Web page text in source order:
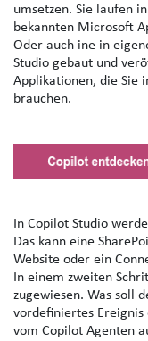
umsetzen. Sie laufen
bekannten Microsoft
Oder auch ine in
Studio gebaut und
Applikationen, die Sie
brauchen.
In Copilot Studio
Das kann eine
Website oder ein
In einem zweiten
zugewiesen. Was soll
vordefiniertes
vom Copilot Agenten